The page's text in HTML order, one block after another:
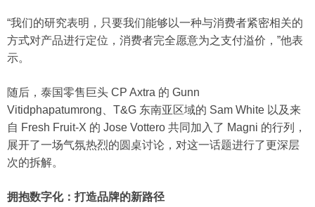
“我们的研究表明，只要我们能够以一种与消费者紧密相关的
方式对产品进行定位，消费者完全愿意为之支付溢价，”他表
示。
随后，泰国零售巨头 CP Axtra 的 Gunn
Vitidphapatumrong、T&G 东南亚区域的 Sam White 以及来
自 Fresh Fruit-X 的 Jose Vottero 共同加入了 Magni 的行列，
展开了一场气氛热烈的圆桌讨论，对这一话题进行了更深层
次的拆解。
拥抱数字化：打造品牌的新路径